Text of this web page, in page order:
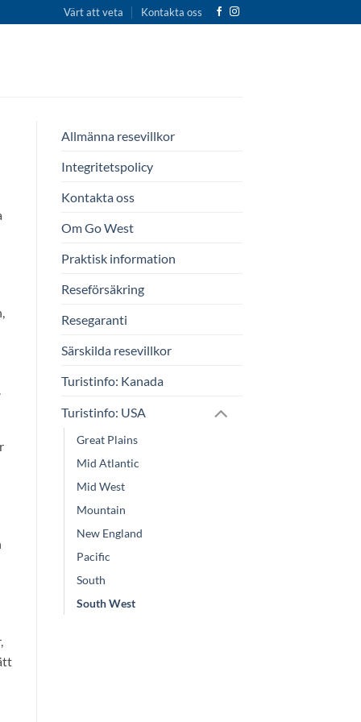
Värt att veta Kontakta oss
Allmänna resevillkor
Integritetspolicy
Kontakta oss
Om Go West
Praktisk information
Reseförsäkring
Resegaranti
Särskilda resevillkor
Turistinfo: Kanada
Turistinfo: USA
Great Plains
Mid Atlantic
Mid West
Mountain
New England
Pacific
South
South West